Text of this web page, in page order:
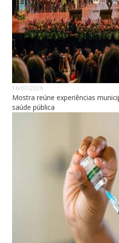
16/07/2026
Mostra reúne experiências
saúde pública